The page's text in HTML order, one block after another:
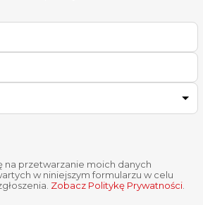
na przetwarzanie moich danych
w niniejszym formularzu w celu
Zobacz Politykę Prywatności.